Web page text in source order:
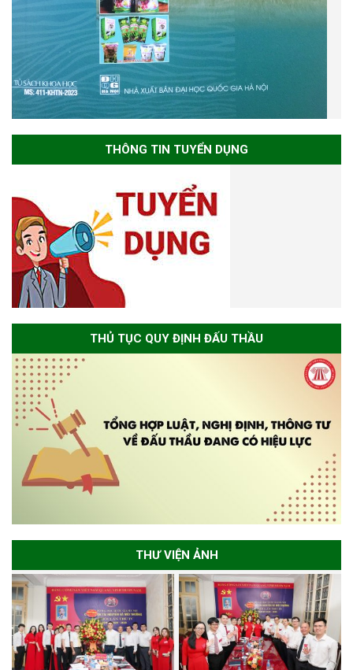
THÔNG TIN TUYỂN DỤNG
THỦ TỤC QUY ĐỊNH ĐẤU THẦU
THƯ VIỆN ẢNH